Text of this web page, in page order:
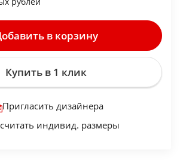
в корзину
Купить в 1 клик
Пригласить дизайнера
индивид. размеры